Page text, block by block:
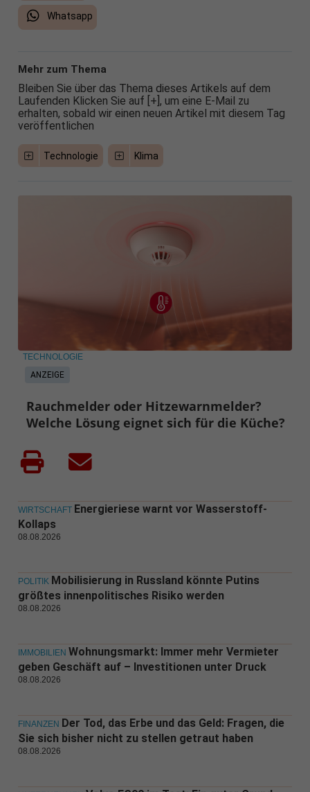
Whatsapp
Mehr zum Thema
Bleiben Sie über das Thema dieses Artikels auf dem
Laufenden Klicken Sie auf [+], um eine E-Mail zu
erhalten, sobald wir einen neuen Artikel mit diesem Tag
veröffentlichen
Technologie Klima
ANZEIGE
TECHNOLOGIE
Rauchmelder oder Hitzewarnmelder?
Welche Lösung eignet sich für die Küche?
WIRTSCHAFT Energieriese warnt vor Wasserstoff-
Kollaps
08.08.2026
POLITIK Mobilisierung in Russland könnte Putins
größtes innenpolitisches Risiko werden
08.08.2026
IMMOBILIEN Wohnungsmarkt: Immer mehr Vermieter
geben Geschäft auf – Investitionen unter Druck
08.08.2026
FINANZEN Der Tod, das Erbe und das Geld: Fragen, die
Sie sich bisher nicht zu stellen getraut haben
08.08.2026